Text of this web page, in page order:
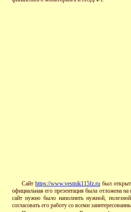
Сайтhttps://www.vestnik115fz.ru был
официальная его презентация была отложена на
сайт нужно было наполнить нужной,
согласовать его работу со всеми